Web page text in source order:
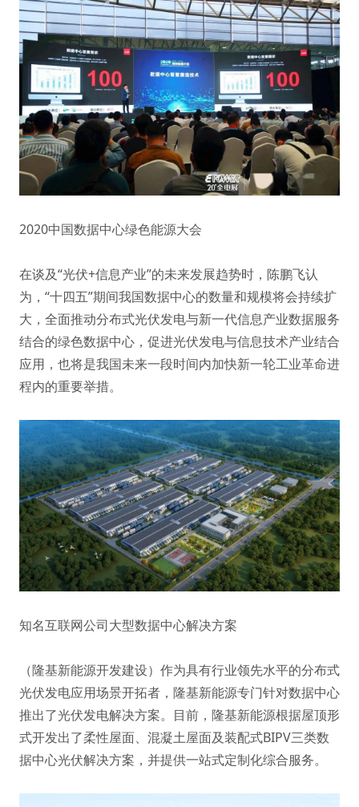
2020中国数据中心绿色能源大会
在谈及“光伏+信息产业”的未来发展趋势时，陈鹏飞认
为，“十四五”期间我国数据中心的数量和规模将会持续扩
大，全面推动分布式光伏发电与新一代信息产业数据服务
结合的绿色数据中心，促进光伏发电与信息技术产业结合
应用，也将是我国未来一段时间内加快新一轮工业革命进
程内的重要举措。
知名互联网公司大型数据中心解决方案
（隆基新能源开发建设）作为具有行业领先水平的分布式
光伏发电应用场景开拓者，隆基新能源专门针对数据中心
推出了光伏发电解决方案。目前，隆基新能源根据屋顶形
式开发出了柔性屋面、混凝土屋面及装配式BIPV三类数
据中心光伏解决方案，并提供一站式定制化综合服务。